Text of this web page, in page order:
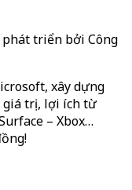
triển bởi Công
xây dựng
giá trị, lợi ích từ
– Xbox…